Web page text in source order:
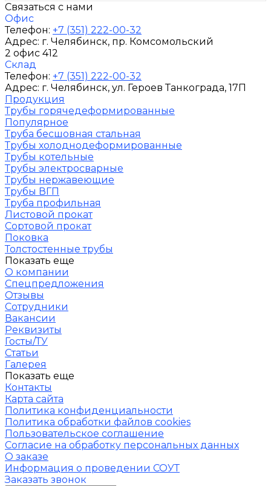
Связаться с нами
Офис
Телефон: +7 (351) 222-00-32
Адрес: г. Челябинск, пр. Комсомольский
2 офис 412
Склад
Телефон: +7 (351) 222-00-32
Адрес: г. Челябинск, ул. Героев Танкограда, 17П
Продукция
Трубы горячедеформированные
Популярное
Труба бесшовная стальная
Трубы холоднодеформированные
Трубы котельные
Трубы электросварные
Трубы нержавеющие
Трубы ВГП
Труба профильная
Листовой прокат
Сортовой прокат
Поковка
Толстостенные трубы
Показать еще
О компании
Спецпредложения
Отзывы
Сотрудники
Вакансии
Реквизиты
Госты/ТУ
Статьи
Галерея
Показать еще
Контакты
Карта сайта
Политика конфиденциальности
Политика обработки файлов cookies
Пользовательское соглашение
Согласие на обработку персональных данных
О заказе
Информация о проведении СОУТ
Заказать звонок